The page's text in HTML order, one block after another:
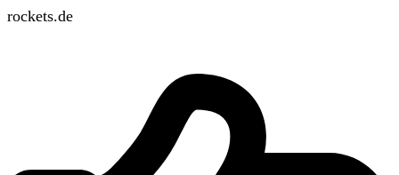
rockets.de